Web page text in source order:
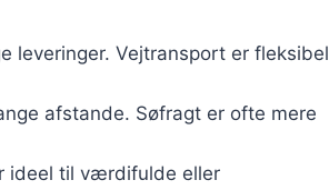
leveringer. Vejtransport er fleksibel
afstande. Søfragt er ofte mere
ideel til værdifulde eller